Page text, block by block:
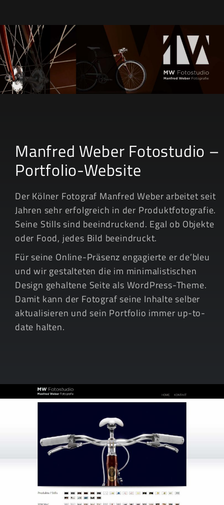
Manfred Weber Fotostudio –
Portfolio-Website
Der Kölner Fotograf Manfred Weber arbeitet seit
Jahren sehr erfolgreich in der Produktfotografie.
Seine Stills sind beeindruckend. Egal ob Objekte
oder Food, jedes Bild beeindruckt.
Für seine Online-Präsenz engagierte er de’bleu
und wir gestalteten die im minimalistischen
Design gehaltene Seite als WordPress-Theme.
Damit kann der Fotograf seine Inhalte selber
aktualisieren und sein Portfolio immer up-to-
date halten.